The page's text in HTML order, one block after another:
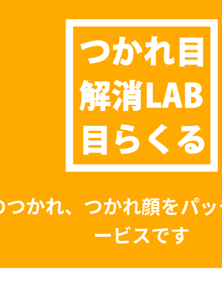
かれ、つかれ顔をパ
ービスです